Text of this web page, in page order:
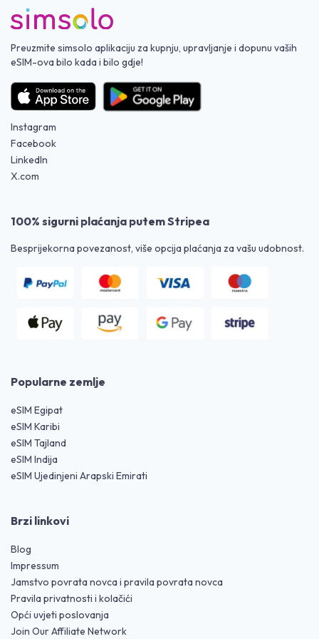
Preuzmite simsolo aplikaciju za kupnju, upravljanje i dopunu vaših
eSIM-ova bilo kada i bilo gdje!
Instagram
Facebook
LinkedIn
X.com
100% sigurni plaćanja putem Stripea
Besprijekorna povezanost, više opcija plaćanja za vašu udobnost.
Popularne zemlje
eSIM Egipat
eSIM Karibi
eSIM Tajland
eSIM Indija
eSIM Ujedinjeni Arapski Emirati
Brzi linkovi
Blog
Impressum
Jamstvo povrata novca i pravila povrata novca
Pravila privatnosti i kolačići
Opći uvjeti poslovanja
Join Our Affiliate Network